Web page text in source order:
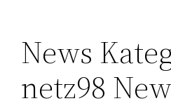
News
netz98